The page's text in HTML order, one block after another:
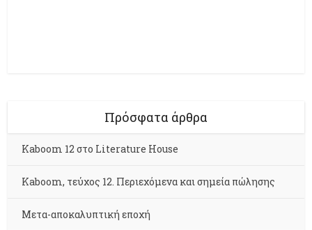
Πρόσφατα άρθρα
Kaboom 12 στο Literature House
Kaboom, τεύχος 12. Περιεχόμενα και σημεία πώλησης
Μετα-αποκαλυπτική εποχή